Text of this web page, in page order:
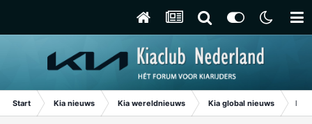
Start Kia nieuws Kia wereldnieuws Kia global nieuws